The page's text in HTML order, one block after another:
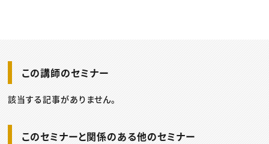
この講師のセミナー
該当する記事がありません。
このセミナーと関係のある他のセミナー